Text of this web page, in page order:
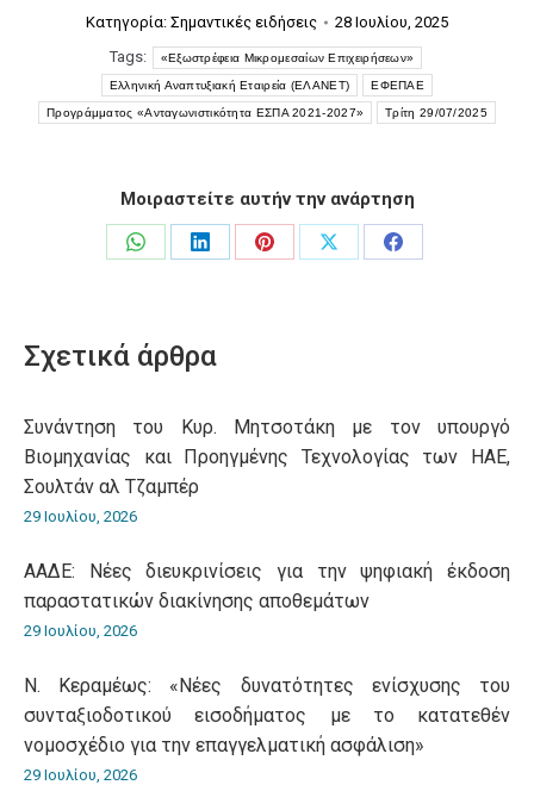
Κατηγορία: Σημαντικές ειδήσεις
28 Ιουλίου, 2025
Tags:
«Εξωστρέφεια Μικρομεσαίων Επιχειρήσεων»
Ελληνική Αναπτυξιακή Εταιρεία (ΕΛΑΝΕΤ) ΕΦΕΠΑΕ
Προγράμματος «Ανταγωνιστικότητα ΕΣΠΑ 2021-2027» Τρίτη 29/07/2025
Μοιραστείτε αυτήν την ανάρτηση
Share
Share
Share
Share
Share
Σχετικά άρθρα
Συνάντηση του Κυρ. Μητσοτάκη με τον υπουργό
Βιομηχανίας και Προηγμένης Τεχνολογίας των ΗΑΕ,
Σουλτάν αλ Τζαμπέρ
29 Ιουλίου, 2026
ΑΑΔΕ: Νέες διευκρινίσεις για την ψηφιακή έκδοση
παραστατικών διακίνησης αποθεμάτων
29 Ιουλίου, 2026
Ν. Κεραμέως: «Νέες δυνατότητες ενίσχυσης του
συνταξιοδοτικού εισοδήματος με το κατατεθέν
νομοσχέδιο για την επαγγελματική ασφάλιση»
29 Ιουλίου, 2026